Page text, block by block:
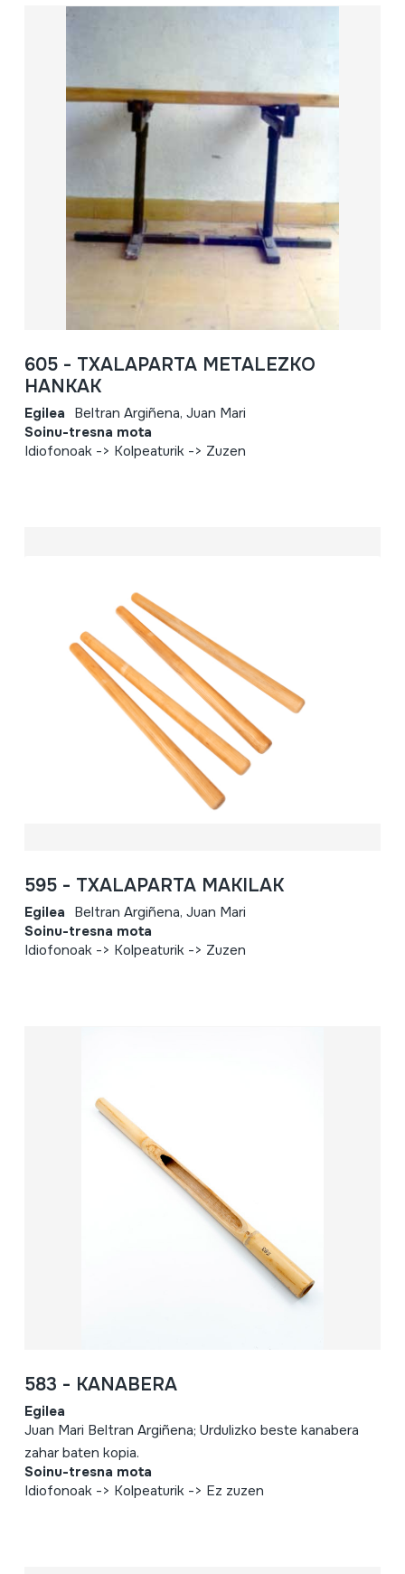
605 - TXALAPARTA METALEZKO
HANKAK
Egilea Beltran Argiñena, Juan Mari
Soinu-tresna mota
Idiofonoak -> Kolpeaturik -> Zuzen
595 - TXALAPARTA MAKILAK
Egilea Beltran Argiñena, Juan Mari
Soinu-tresna mota
Idiofonoak -> Kolpeaturik -> Zuzen
583 - KANABERA
Egilea
Juan Mari Beltran Argiñena; Urdulizko beste kanabera
zahar baten kopia.
Soinu-tresna mota
Idiofonoak -> Kolpeaturik -> Ez zuzen